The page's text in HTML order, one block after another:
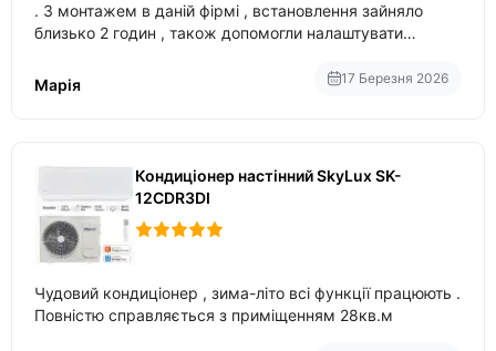
. З монтажем в даній фірмі , встановлення зайняло
близько 2 годин , також допомогли налаштувати
Марія
17 Березня 2026
Кондиціонер настінний SkyLux SK-
12CDR3DI
Чудовий кондиціонер , зима-літо всі функції працюють .
Повністю справляється з приміщенням 28кв.м